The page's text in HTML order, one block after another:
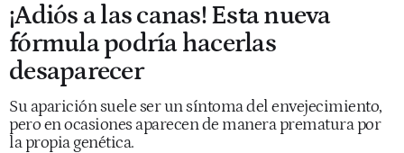
¡Adiós a las canas! Esta nueva
fórmula podría hacerlas
desaparecer
Su aparición suele ser un síntoma del envejecimiento,
pero en ocasiones aparecen de manera prematura por
la propia genética.